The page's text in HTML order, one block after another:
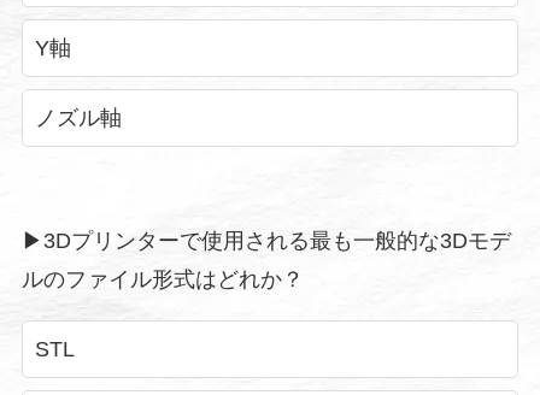
Y軸
ノズル軸
▶︎3Dプリンターで使用される最も一般的な3Dモデ
ルのファイル形式はどれか？
STL